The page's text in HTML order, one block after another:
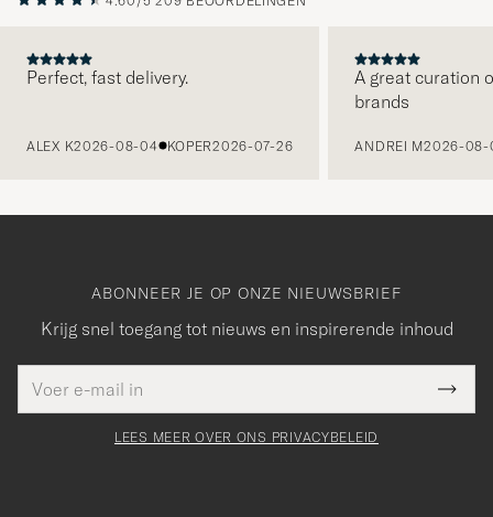
Perfect, fast delivery.
ALEX K2026-08-04 KOPER2026-07-26
A great curation
brands
ANDREI M2026-08-
ABONNEER JE OP ONZE NIEUWSBRIEF
Krijg snel toegang tot nieuws en inspirerende inhoud
mailadres
veldBedankt
voor
LEES MEER OVER ONS PRIVACYBELEID